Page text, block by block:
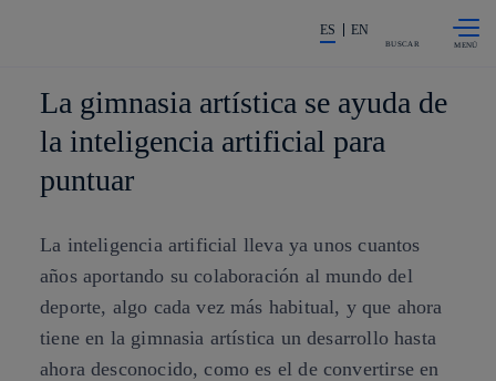
La acción en accionistas e
ES EN
BUSCAR
La gimnasia artística se ayuda de
la inteligencia artificial para
puntuar
La inteligencia artificial lleva ya unos cuantos
años aportando su colaboración al mundo del
deporte, algo cada vez más habitual, y que ahora
tiene en la gimnasia artística un desarrollo hasta
ahora desconocido, como es el de convertirse en